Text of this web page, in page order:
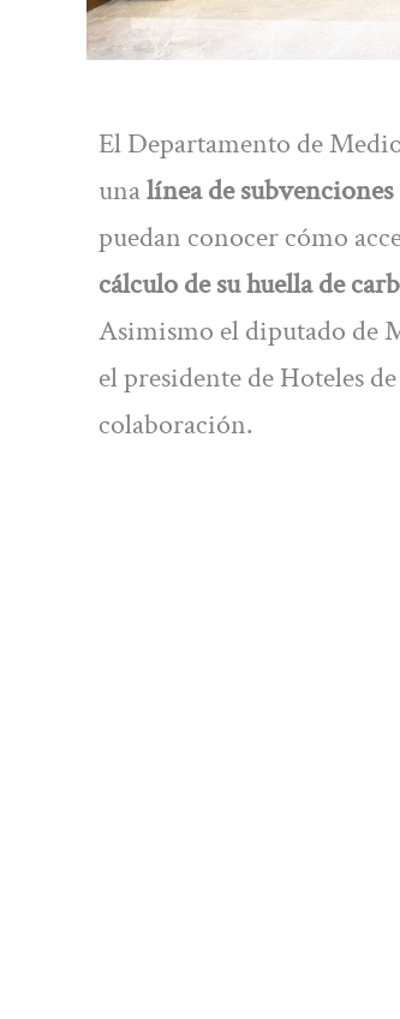
El Departamento de
unalínea de subvenciones
puedan conocer cómo
cálculo de su huella de
Asimismo el diputado de
el presidente de Hoteles
colaboración.